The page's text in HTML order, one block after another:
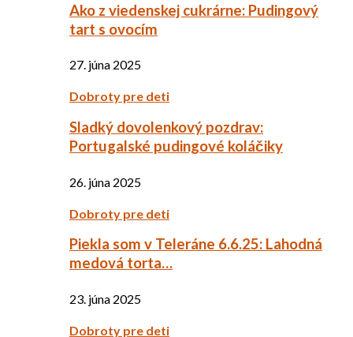
Ako z viedenskej cukrárne: Pudingový
tart s ovocím
27. júna 2025
Dobroty pre deti
Sladký dovolenkový pozdrav:
Portugalské pudingové koláčiky
26. júna 2025
Dobroty pre deti
Piekla som v Teleráne 6.6.25: Lahodná
medová torta…
23. júna 2025
Dobroty pre deti